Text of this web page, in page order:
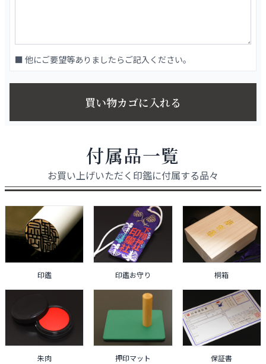
■ 他にご要望等ありましたらご記入ください。
買い物カゴに入れる
付属品一覧
お買い上げいただく印鑑に付属する品々
印鑑 印鑑お守り 桐箱
朱肉 押印マット 保証書